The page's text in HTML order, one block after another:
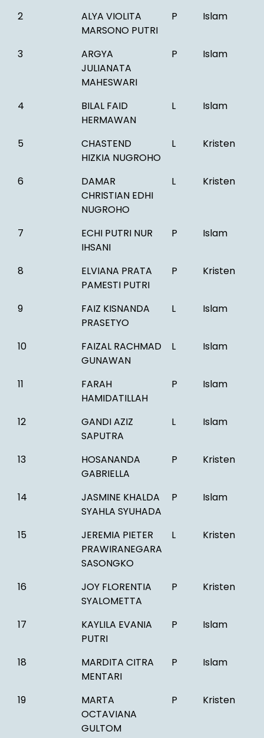
2
ALYA VIOLITA
MARSONO PUTRI
P Islam
3
ARGYA
JULIANATA
MAHESWARI
P Islam
4
BILAL FAID
HERMAWAN
L Islam
5
CHASTEND
HIZKIA NUGROHO
L Kristen
6
DAMAR
CHRISTIAN EDHI
NUGROHO
L Kristen
7
ECHI PUTRI NUR
IHSANI
P Islam
8
ELVIANA PRATA
PAMESTI PUTRI
P Kristen
9
FAIZ KISNANDA
PRASETYO
L Islam
10
FAIZAL RACHMAD
GUNAWAN
L Islam
11
FARAH
HAMIDATILLAH
P Islam
12
GANDI AZIZ
SAPUTRA
L Islam
13
HOSANANDA
GABRIELLA
P Kristen
14
JASMINE KHALDA
SYAHLA SYUHADA
P Islam
15
JEREMIA PIETER
PRAWIRANEGARA
SASONGKO
L Kristen
16
JOY FLORENTIA
SYALOMETTA
P Kristen
17
KAYLILA EVANIA
PUTRI
P Islam
18
MARDITA CITRA
MENTARI
P Islam
19
MARTA
OCTAVIANA
GULTOM
P Kristen